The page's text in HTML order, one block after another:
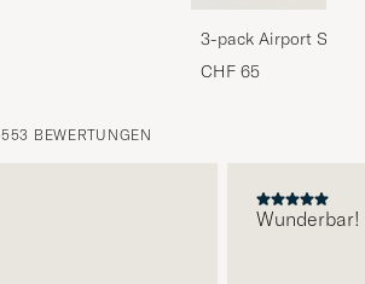
3-pack Airport
Melange
CHF 65
BEWERTUNGEN
Wunderbar!